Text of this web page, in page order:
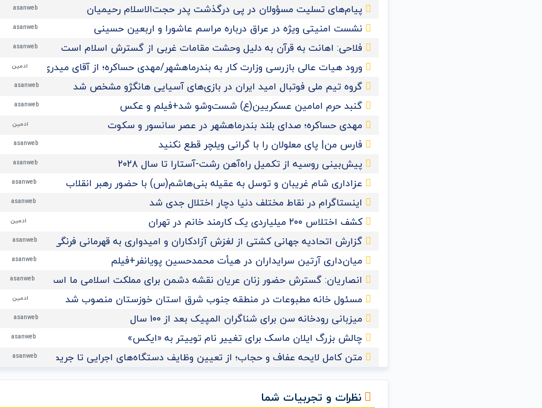
asanweb پیام‌های تسلیت مسؤولان در پی درگذشت پدر حجت‌الاسلام رحیمیان
asanweb نشست امنیتی ویژه در عراق درباره مراسم عاشورا و اربعین حسینی
asanweb فلاحی: اهانت به قرآن‌ به دلیل وحشت مقامات غربی از گسترش اسلام است
ادمین
ورود هیات عالی بازرسی وزارت کار به بندرماهشهر/مهدی حساکره؛ از آقای میدری تشکر
asanweb گروه تیم ملی فوتبال امید ایران در بازی‌های آسیایی هانگژو مشخص شد
asanweb گنبد حرم امامین عسکریین(ع) شست‌وشو شد+فیلم و عکس
ادمین مهدی حساکره؛ صدای بلند بندرماهشهر در عصر سانسور و سکوت
asanweb فارس من| پای معلولان را با گرانی ویلچر قطع نکنید
asanweb پیش‌بینی روسیه از تکمیل راه‌آهن رشت-آستارا تا سال ‌۲۰۲۸
asanweb عزاداری شام غریبان و توسل به عقیله بنی‌هاشم(س) با حضور رهبر انقلاب
asanweb اینستاگرام در نقاط مختلف دنیا دچار اختلال جدی شد
ادمین کشف اختلاس ۲۰۰ میلیاردی یک کارمند خانم در تهران
asanweb
گزارش اتحادیه جهانی کشتی از لغزش آزادکاران و امیدواری به قهرمانی فرنگی‌کاران نوجوان
asanweb میان‌داری آرتین سرایداران در هیأت محمدحسین پویانفر+فیلم
asanweb انصاریان: گسترش حضور زنان عریان نقشه دشمن برای مملکت اسلامی ما است
ادمین مسئول خانه مطبوعات در منطقه جنوب شرق استان خوزستان منصوب شد
asanweb میزبانی رودخانه سن برای شناگران المپیک بعد از ۱۰۰ سال
asanweb چالش بزرگ ایلان ماسک برای تغییر نام توییتر به «ایکس»
asanweb
متن کامل لایحه عفاف و حجاب؛ از تعیین وظایف دستگاه‌های اجرایی تا جریمه نقدی برای
نظرات و تجربیات شما